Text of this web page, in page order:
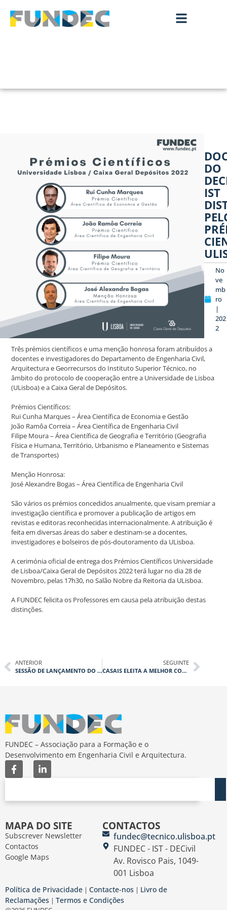
DO
IST
No
ve
mb
ro
|
202
2
Três prémios científicos e uma menção honrosa foram atribuídos a
docentes e investigadores do Departamento de Engenharia Civil,
Arquitectura e Georrecursos do Instituto Superior Técnico, no
âmbito do protocolo de cooperação entre a Universidade de Lisboa
(ULisboa) e a Caixa Geral de Depósitos.
Prémios Científicos:
Rui Cunha Marques – Área Científica de Economia e Gestão
João Ramôa Correia – Área Científica de Engenharia Civil
Filipe Moura – Área Científica de Geografia e Território (Geografia
Física e Humana, Território, Urbanismo e Planeamento e Sistemas
de Transportes)
Menção Honrosa:
José Alexandre Bogas – Área Científica de Engenharia Civil
São vários os prémios concedidos anualmente, que visam premiar a
investigação científica e promover a publicação de artigos em
revistas e editoras reconhecidas internacionalmente. A atribuição é
feita em diversas áreas do saber e destinam-se a docentes,
investigadores e bolseiros de pós-doutoramento da ULisboa.
A cerimónia oficial de entrega dos Prémios Científicos Universidade
de Lisboa/Caixa Geral de Depósitos 2022 terá lugar no dia 28 de
Novembro, pelas 17h30, no Salão Nobre da Reitoria da ULisboa.
A FUNDEC felicita os Professores em causa pela atribuição destas
distinções.
ANTERIOR
SESSÃO DE LANÇAMENTO DO “MANUAL DE MANUTENÇÃO EM EDIFICAÇÕES”
SEGUINTE
CASAIS ELEITA A MELHOR CONSTRUTORA PELOS PRÉMIOS CONSTRUIR
FUNDEC – Associação para a Formação e o
Desenvolvimento em Engenharia Civil e Arquitectura.
MAPA DO SITE
Subscrever Newsletter
Contactos
Google Maps
CONTACTOS
fundec@tecnico.ulisboa.pt
FUNDEC - IST - DECivil
Av. Rovisco Pais, 1049-
001 Lisboa
Política de Privacidade | Contacte-nos | Livro de
Reclamações | Termos e Condições